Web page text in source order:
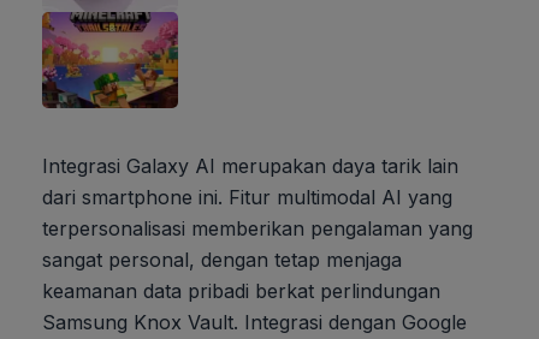
Integrasi Galaxy AI merupakan daya tarik lain
dari smartphone ini. Fitur multimodal AI yang
terpersonalisasi memberikan pengalaman yang
sangat personal, dengan tetap menjaga
keamanan data pribadi berkat perlindungan
Samsung Knox Vault. Integrasi dengan Google